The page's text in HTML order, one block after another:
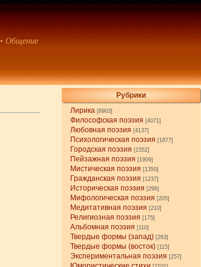
• Общение
Рубрики
Лирика [8903]
Философская поэзия [4071]
Любовная поэзия [4137]
Психологическая поэзия [1877]
Городская поэзия [1552]
Пейзажная поэзия [1909]
Мистическая поэзия [1350]
Гражданская поэзия [1237]
Историческая поэзия [296]
Мифологическая поэзия [205]
Медитативная поэзия [210]
Религиозная поэзия [175]
Альбомная поэзия [110]
Твердые формы (запад) [263]
Твердые формы (восток) [115]
Экспериментальная поэзия [257]